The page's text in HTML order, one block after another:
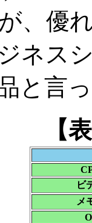
、優
ネス
と言
【
ビ
メ